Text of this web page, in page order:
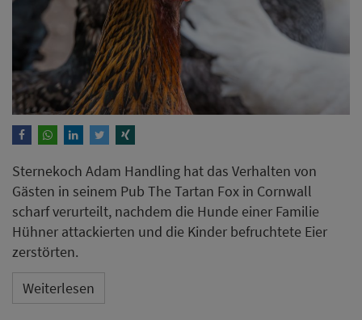
Sternekoch Adam Handling hat das Verhalten von
Gästen in seinem Pub The Tartan Fox in Cornwall
scharf verurteilt, nachdem die Hunde einer Familie
Hühner attackierten und die Kinder befruchtete Eier
zerstörten.
Weiterlesen